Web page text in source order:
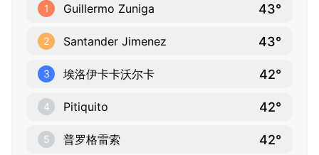
1 Guillermo Zuniga 43°
2 Santander Jimenez 43°
3 埃洛伊卡卡沃尔卡 42°
4 Pitiquito 42°
5 普罗格雷索 42°